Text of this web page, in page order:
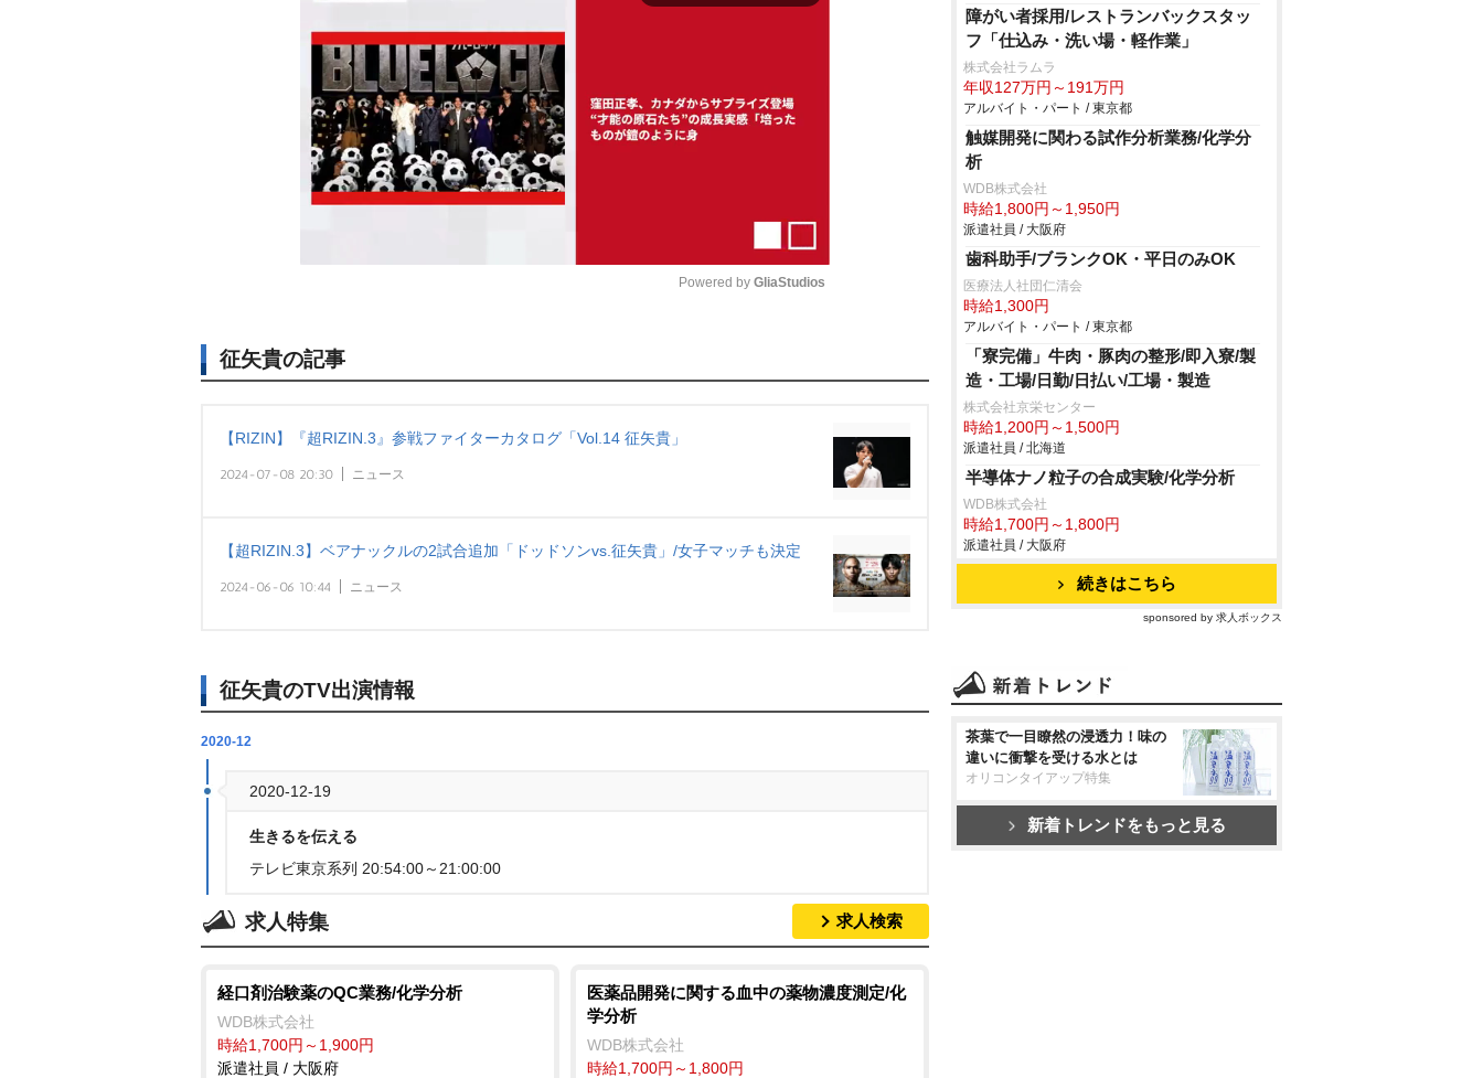
u
Powered by GliaStudios
征矢貴の記事
【RIZIN】『超RIZIN.3』参戦ファイターカタログ「Vol.14 征矢貴」
2024-07-08 20:30 ニュース
【超RIZIN.3】ベアナックルの2試合追加「ドッドソンvs.征矢貴」/女子マッチも決定
2024-06-06 10:44 ニュース
征矢貴のTV出演情報
2020-12
2020-12-19
生きるを伝える
テレビ東京系列 20:54:00～21:00:00
求人特集 求人検索
経口剤治験薬のQC業務/化学分析
WDB株式会社
時給1,700円～1,900円
派遣社員 / 大阪府
医薬品開発に関する血中の薬物濃度測定/化
学分析
WDB株式会社
時給1,700円～1,800円
障がい者採用/レストランバックスタッ
フ「仕込み・洗い場・軽作業」
株式会社ラムラ
年収127万円～191万円
アルバイト・パート / 東京都
触媒開発に関わる試作分析業務/化学分
析
WDB株式会社
時給1,800円～1,950円
派遣社員 / 大阪府
歯科助手/ブランクOK・平日のみOK
医療法人社団仁清会
時給1,300円
アルバイト・パート / 東京都
「寮完備」牛肉・豚肉の整形/即入寮/製
造・工場/日勤/日払い/工場・製造
株式会社京栄センター
時給1,200円～1,500円
派遣社員 / 北海道
半導体ナノ粒子の合成実験/化学分析
WDB株式会社
時給1,700円～1,800円
派遣社員 / 大阪府
続きはこちら
sponsored by 求人ボックス
茶葉で一目瞭然の浸透力！味の
違いに衝撃を受ける水とは
オリコンタイアップ特集
新着トレンドをもっと見る